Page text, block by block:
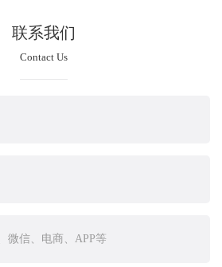
联系我们
Contact Us